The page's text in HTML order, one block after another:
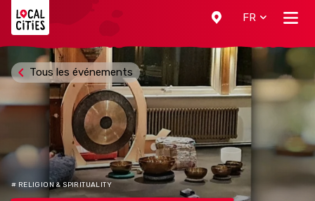
FR
Tous les événements
# RELIGION & SPIRITUALITY